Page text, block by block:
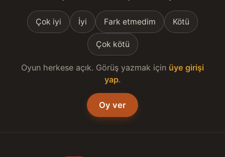
Çok iyi İyi Fark etmedim Kötü
Çok kötü
Oyun herkese açık. Görüş yazmak için üye girişi
yap.
Oy ver